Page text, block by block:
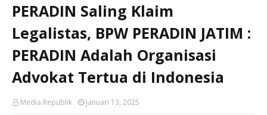
PERADIN Saling Klaim
Legalistas, BPW PERADIN JATIM :
PERADIN Adalah Organisasi
Advokat Tertua di Indonesia
Media Republik Januari 13, 2025